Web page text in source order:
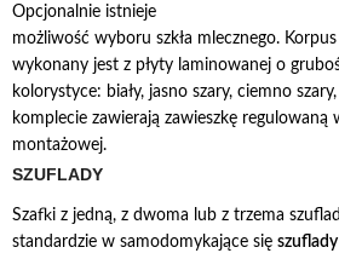
Opcjonalnie istnieje
możliwość wyboru szkła mlecznego.
wykonany jest z płyty laminowanej o
kolorystyce: biały, jasno szary, ciemno
komplecie zawierają zawieszkę
montażowej.
SZUFLADY
Szafki z jedną, z dwoma lub z trzema
standardzie w samodomykające się